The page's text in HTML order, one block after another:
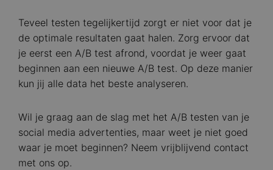
Teveel testen tegelijkertijd zorgt er niet voor dat je
de optimale resultaten gaat halen. Zorg ervoor dat
je eerst een A/B test afrond, voordat je weer gaat
beginnen aan een nieuwe A/B test. Op deze manier
kun jij alle data het beste analyseren.
Wil je graag aan de slag met het A/B testen van je
social media advertenties, maar weet je niet goed
waar je moet beginnen? Neem vrijblijvend contact
met ons op.